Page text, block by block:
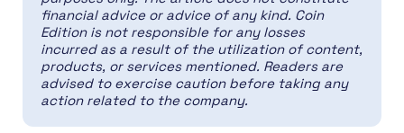
financial advice or advice of any kind. Coin
Edition is not responsible for any losses
incurred as a result of the utilization of content,
products, or services mentioned. Readers are
advised to exercise caution before taking any
action related to the company.